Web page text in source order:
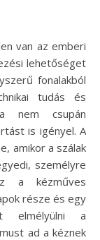
lehetőséget
fonalakból
tudás és
nem csupán
is igényel. A
amikor a szálak
személyre
a kézműves
része és egy
elmélyülni a
ad a kéznek